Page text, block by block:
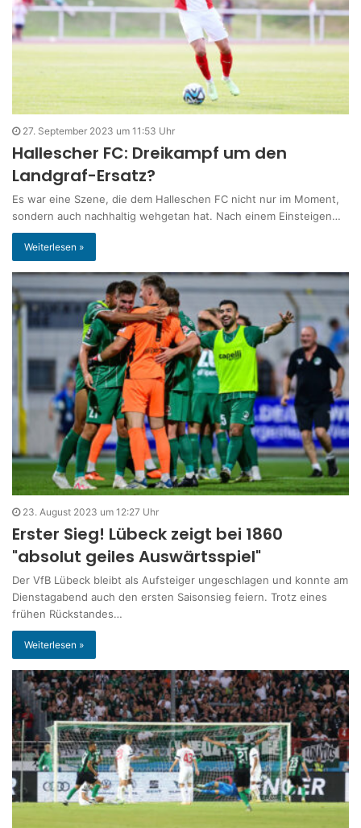
27. September 2023 um 11:53 Uhr
Hallescher FC: Dreikampf um den
Landgraf-Ersatz?
Es war eine Szene, die dem Halleschen FC nicht nur im Moment,
sondern auch nachhaltig wehgetan hat. Nach einem Einsteigen…
Weiterlesen »
23. August 2023 um 12:27 Uhr
Erster Sieg! Lübeck zeigt bei 1860
"absolut geiles Auswärtsspiel"
Der VfB Lübeck bleibt als Aufsteiger ungeschlagen und konnte am
Dienstagabend auch den ersten Saisonsieg feiern. Trotz eines
frühen Rückstandes…
Weiterlesen »